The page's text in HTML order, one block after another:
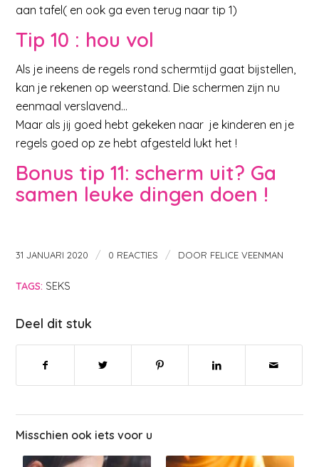
aan tafel( en ook ga even terug naar tip 1)
Tip 10 : hou vol
Als je ineens de regels rond schermtijd gaat bijstellen,
kan je rekenen op weerstand. Die schermen zijn nu
eenmaal verslavend…
Maar als jij goed hebt gekeken naar je kinderen en je
regels goed op ze hebt afgesteld lukt het !
Bonus tip 11: scherm uit? Ga
samen leuke dingen doen !
31 JANUARI 2020 / 0 REACTIES / DOOR FELICE VEENMAN
TAGS: SEKS
Deel dit stuk
Misschien ook iets voor u